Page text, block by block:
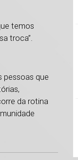
temos
troca”.
pessoas que
da rotina